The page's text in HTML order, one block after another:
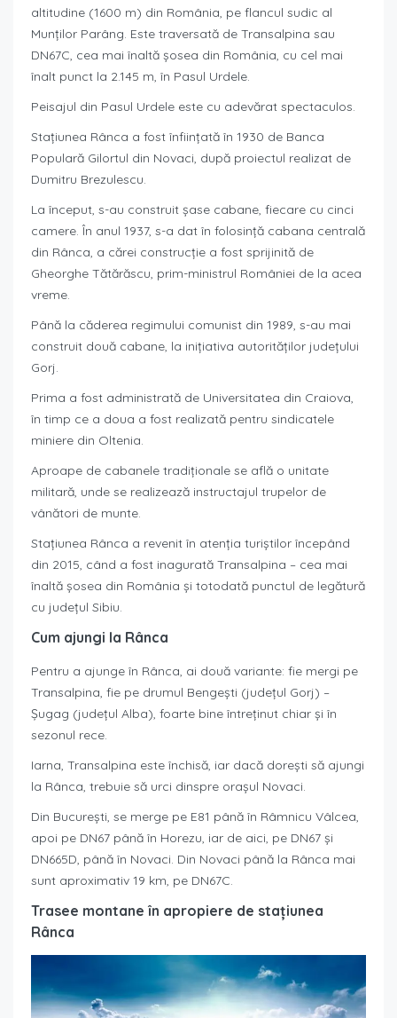
altitudine (1600 m) din România, pe flancul sudic al
Munților Parâng. Este traversată de Transalpina sau
DN67C, cea mai înaltă șosea din România, cu cel mai
înalt punct la 2.145 m, în Pasul Urdele.
Peisajul din Pasul Urdele este cu adevărat spectaculos.
Stațiunea Rânca a fost înființată în 1930 de Banca
Populară Gilortul din Novaci, după proiectul realizat de
Dumitru Brezulescu.
La început, s-au construit șase cabane, fiecare cu cinci
camere. În anul 1937, s-a dat în folosință cabana centrală
din Rânca, a cărei construcție a fost sprijinită de
Gheorghe Tătărăscu, prim-ministrul României de la acea
vreme.
Până la căderea regimului comunist din 1989, s-au mai
construit două cabane, la inițiativa autorităților județului
Gorj.
Prima a fost administrată de Universitatea din Craiova,
în timp ce a doua a fost realizată pentru sindicatele
miniere din Oltenia.
Aproape de cabanele tradiționale se află o unitate
militară, unde se realizează instructajul trupelor de
vânători de munte.
Stațiunea Rânca a revenit în atenția turiștilor începând
din 2015, când a fost inagurată Transalpina – cea mai
înaltă șosea din România și totodată punctul de legătură
cu județul Sibiu.
Cum ajungi la Rânca
Pentru a ajunge în Rânca, ai două variante: fie mergi pe
Transalpina, fie pe drumul Bengești (județul Gorj) –
Șugag (județul Alba), foarte bine întreținut chiar și în
sezonul rece.
Iarna, Transalpina este închisă, iar dacă dorești să ajungi
la Rânca, trebuie să urci dinspre orașul Novaci.
Din București, se merge pe E81 până în Râmnicu Vâlcea,
apoi pe DN67 până în Horezu, iar de aici, pe DN67 și
DN665D, până în Novaci. Din Novaci până la Rânca mai
sunt aproximativ 19 km, pe DN67C.
Trasee montane în apropiere de stațiunea
Rânca